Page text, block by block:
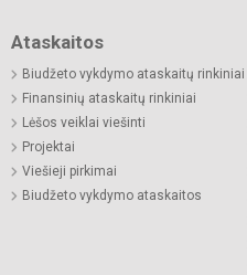
Ataskaitos
Biudžeto vykdymo ataskaitų rinkiniai
Finansinių ataskaitų rinkiniai
Lėšos veiklai viešinti
Projektai
Viešieji pirkimai
Biudžeto vykdymo ataskaitos